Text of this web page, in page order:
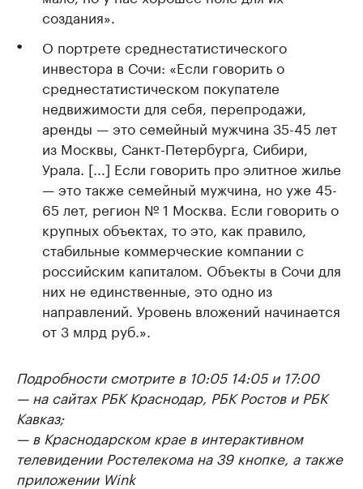
создания».
О портрете среднестатистического
инвестора в Сочи: «Если говорить о
среднестатистическом покупателе
недвижимости для себя, перепродажи,
аренды — это семейный мужчина 35-45 лет
из Москвы, Санкт-Петербурга, Сибири,
Урала. [...] Если говорить про элитное жилье
— это также семейный мужчина, но уже 45-
65 лет, регион № 1 Москва. Если говорить о
крупных объектах, то это, как правило,
стабильные коммерческие компании с
российским капиталом. Объекты в Сочи для
них не единственные, это одно из
направлений. Уровень вложений начинается
от 3 млрд руб.».
Подробности смотрите в 10:05 14:05 и 17:00
— на сайтах РБК Краснодар, РБК Ростов и РБК
Кавказ;
— в Краснодарском крае в интерактивном
телевидении Ростелекома на 39 кнопке, а также
приложении Wink